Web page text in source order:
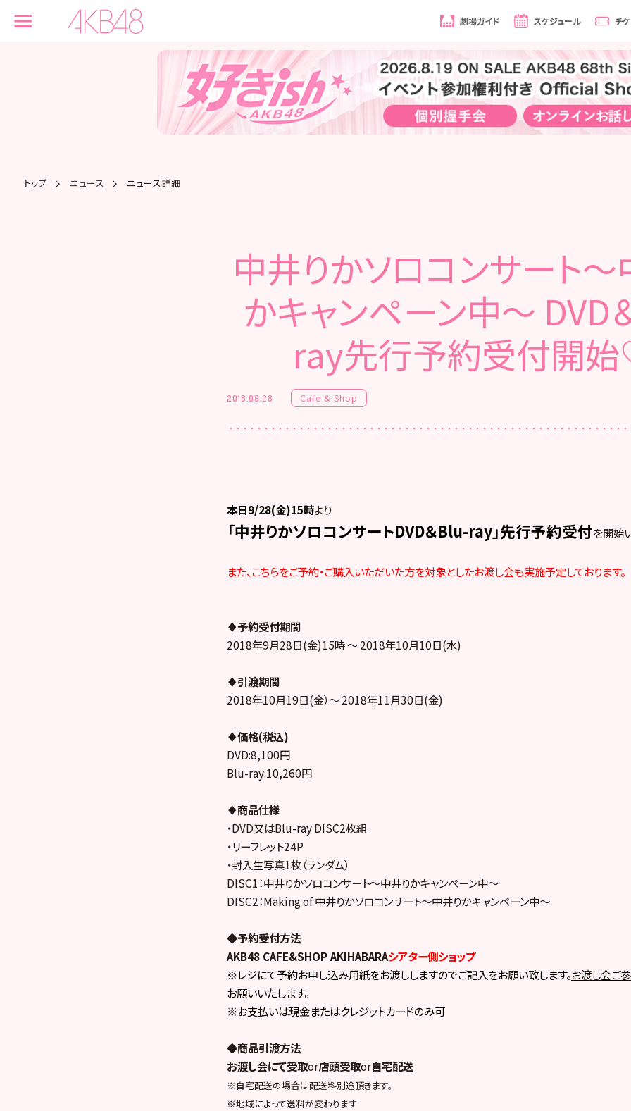
劇場ガイド スケジュール チ
トップ ニュース ニュース詳細
中井りかソロコンサート～
かキャンペーン中～ DVD
ray先行予約受付開
2018.09.28 Cafe & Shop
本日9/28(金)15時より
「中井りかソロコンサートDVD＆Blu-ray」先行予約受付を開始
また、こちらをご予約・ご購入いただいた方を対象としたお渡し会も実施予定しております。
♦予約受付期間
2018年9月28日(金)15時 ～ 2018年10月10日(水)
♦引渡期間
2018年10月19日(金）～ 2018年11月30日(金)
♦価格(税込)
DVD:8,100円
Blu-ray:10,260円
♦商品仕様
・DVD又はBlu-ray DISC2枚組
・リーフレット24P
・封入生写真1枚（ランダム）
DISC1：中井りかソロコンサート～中井りかキャンペーン中～
DISC2：Making of 中井りかソロコンサート～中井りかキャンペーン中～
◆予約受付方法
AKB48 CAFE&SHOP AKIHABARAシアター側ショップ
※レジにて予約お申し込み用紙をお渡ししますのでご記入をお願い致します。お渡し会ご
お願いいたします。
※お支払いは現金またはクレジットカードのみ可
◆商品引渡方法
お渡し会にて受取or店頭受取or自宅配送
※自宅配送の場合は配送料別途頂きます。
※地域によって送料が変わります